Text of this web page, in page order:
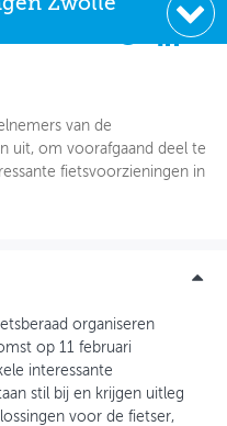
van de
uit, om voorafgaand deel te
fietsvoorzieningen in
organiseren
op 11 februari
interessante
stil bij en krijgen uitleg
voor de fietser,